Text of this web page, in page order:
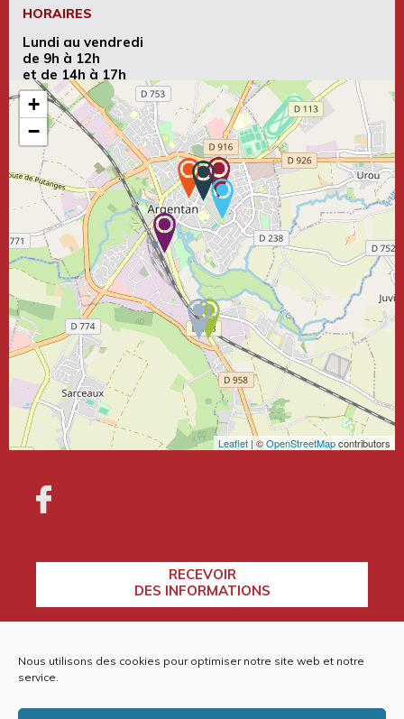
Nous utilisons des cookies pour optimiser notre site web et notre
service.
HORAIRES
Lundi au vendredi
de 9h à 12h
et de 14h à 17h
+
−
Leaflet | ©OpenStreetMapcontributors
RECEVOIR
DES INFORMATIONS
CONTACTEZ-NOUS